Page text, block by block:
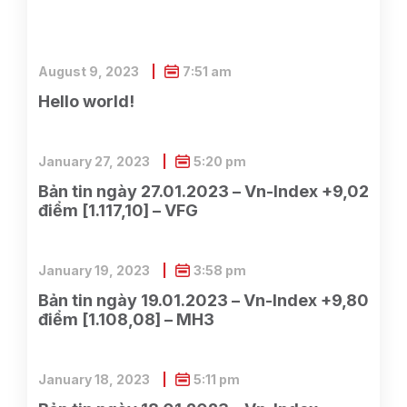
Hello world!
August 9, 2023 7:51 am
Bản tin ngày 27.01.2023 – Vn-Index +9,02
điểm [1.117,10] – VFG
January 27, 2023 5:20 pm
Bản tin ngày 19.01.2023 – Vn-Index +9,80
điểm [1.108,08] – MH3
January 19, 2023 3:58 pm
January 18, 2023 5:11 pm